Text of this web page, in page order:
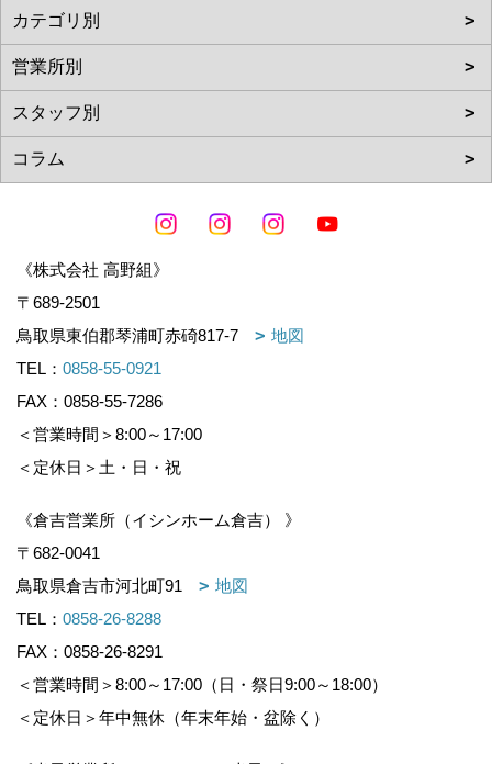
《株式会社 高野組》
〒689-2501
鳥取県東伯郡琴浦町赤碕817-7
地図
TEL： 0858-55-0921
FAX：0858-55-7286
＜営業時間＞8:00～17:00
＜定休日＞土・日・祝
《倉吉営業所（イシンホーム倉吉） 》
〒682-0041
鳥取県倉吉市河北町91
地図
TEL： 0858-26-8288
FAX：0858-26-8291
＜営業時間＞8:00～17:00（日・祭日9:00～18:00）
＜定休日＞年中無休（年末年始・盆除く）